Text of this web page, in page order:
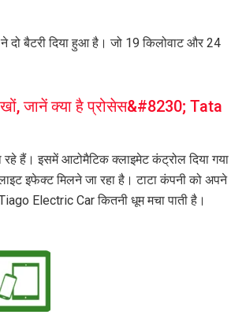
दो बैटरी दिया हुआ है। जो 19 किलोवाट और 24
जानें क्या है प्रोसेस&#8230; Tata
हैं। इसमें आटोमैटिक क्लाइमेट कंट्रोल दिया गया
इफेक्ट मिलने जा रहा है। टाटा कंपनी को अपने
Electric Car कितनी धूम मचा पाती है।